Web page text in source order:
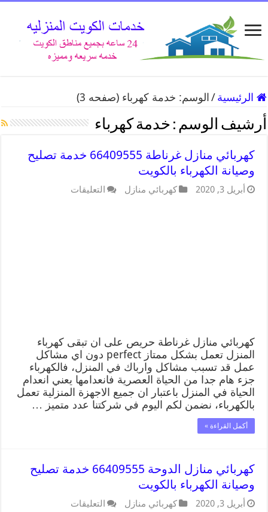
الرئيسية / الوسم: خدمة كهرباء (صفحه 3)
أرشيف الوسم : خدمة كهرباء
كهربائي منازل غرناطة 66409555 خدمة تصليح
وصيانة الكهرباء بالكويت
أبريل 3, 2020 كهربائي منازل التعليقات
كهربائي منازل غرناطة حريص على ان تبقى كهرباء
المنزل تعمل بشكل ممتاز perfect دون اي مشاكل
عمل قد تسبب مشاكل وارباك في المنزل، فالكهرباء
جزء هام جدا من الحياة العصرية فانعدامها يعني انعدام
الحياة في المنزل باعتبار ان جميع الاجهزة المنزلية تعمل
بالكهرباء، نضمن لكم اليوم في شركتنا عدد متميز …
أكمل القراءة »
كهربائي منازل الدوحة 66409555 خدمة تصليح
وصيانة الكهرباء بالكويت
أبريل 3, 2020 كهربائي منازل التعليقات